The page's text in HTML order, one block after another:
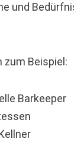
und
zum Beispiel:
Barkeeper